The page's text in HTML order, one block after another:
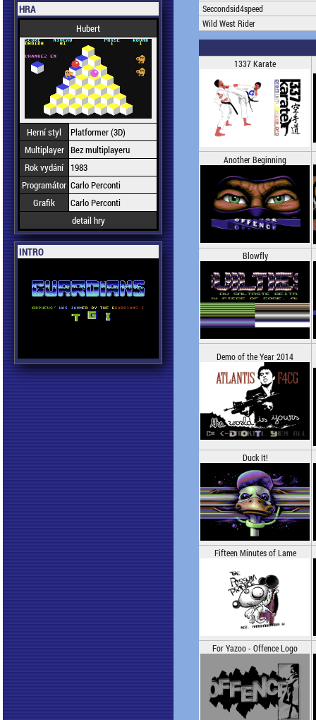
HRA
Hubert
Herní styl
Platformer (3D)
Multiplayer Bez multiplayeru
Rok vydání
1983
Programátor Carlo Perconti
Grafik
Carlo Perconti
detail hry
INTRO
Seccondsid4speed
Wild West Rider
1337 Karate
Another Beginning
Blowfly
Demo of the Year 2014
Duck It!
Fifteen Minutes of Lame
For Yazoo - Offence Logo